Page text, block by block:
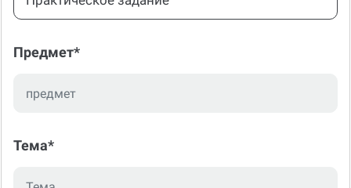
Предмет*
Тема*